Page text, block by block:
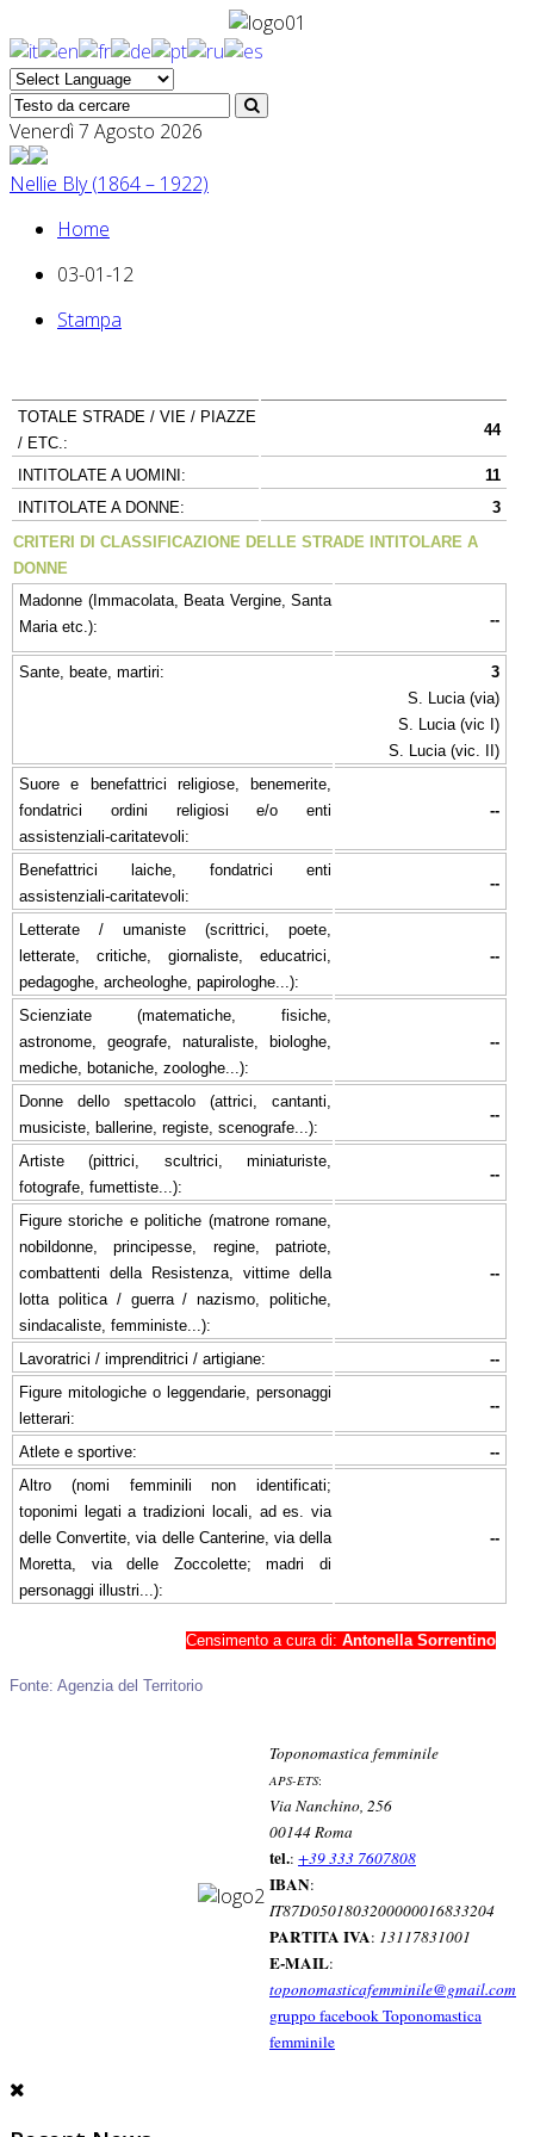
Venerdì 7 Agosto 2026
Nellie Bly (1864 – 1922)
Home
03-01-12
Stampa
TOTALE STRADE / VIE / PIAZZE
/ ETC.:
44
INTITOLATE A UOMINI:
11
INTITOLATE A DONNE:
3
CRITERI DI CLASSIFICAZIONE DELLE STRADE INTITOLARE A
DONNE
Madonne (Immacolata, Beata Vergine, Santa
Maria etc.):
--
Sante, beate, martiri:
3
S. Lucia (via)
S. Lucia (vic I)
S. Lucia (vic. II)
Suore e benefattrici religiose, benemerite,
fondatrici ordini religiosi e/o enti
assistenziali-caritatevoli:
--
Benefattrici laiche, fondatrici enti
assistenziali-caritatevoli:
--
Letterate / umaniste (scrittrici, poete,
letterate, critiche, giornaliste, educatrici,
pedagoghe, archeologhe, papirologhe...):
--
Scienziate (matematiche, fisiche,
astronome, geografe, naturaliste, biologhe,
mediche, botaniche, zoologhe...):
--
Donne dello spettacolo (attrici, cantanti,
musiciste, ballerine, registe, scenografe...):
--
Artiste (pittrici, scultrici, miniaturiste,
fotografe, fumettiste...):
--
Figure storiche e politiche (matrone romane,
nobildonne, principesse, regine, patriote,
combattenti della Resistenza, vittime della
lotta politica / guerra / nazismo, politiche,
sindacaliste, femministe...):
--
Lavoratrici / imprenditrici / artigiane:
--
Figure mitologiche o leggendarie, personaggi
letterari:
--
Atlete e sportive:
--
Altro (nomi femminili non identificati;
toponimi legati a tradizioni locali, ad es. via
delle Convertite, via delle Canterine, via della
Moretta, via delle Zoccolette; madri di
personaggi illustri...):
--
Censimento a cura di: Antonella Sorrentino
Fonte: Agenzia del Territorio
Toponomastica femminile
APS-ETS:
Via Nanchino, 256
00144 Roma
tel.: +39 333 7607808
IBAN:
IT87D0501803200000016833204
PARTITA IVA: 13117831001
E-MAIL:
toponomasticafemminile@gmail.com
gruppo facebook Toponomastica
femminile